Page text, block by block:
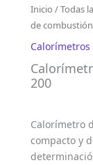
Inicio /Todas
de
Calorímetros
200
Calorímetro
compacto y